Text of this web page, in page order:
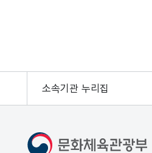
소속기관 누리집
문화체육관광부